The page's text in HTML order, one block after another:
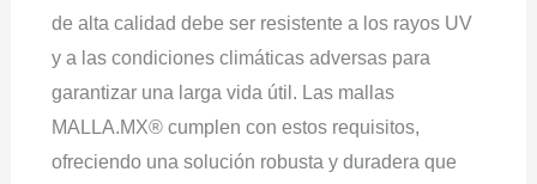
de alta calidad debe ser resistente a los rayos UV
y a las condiciones climáticas adversas para
garantizar una larga vida útil. Las mallas
MALLA.MX® cumplen con estos requisitos,
ofreciendo una solución robusta y duradera que